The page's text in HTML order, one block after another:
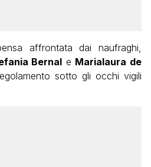
affrontata dai naufraghi,
Bernal e Marialaura de
sotto gli occhi vigili